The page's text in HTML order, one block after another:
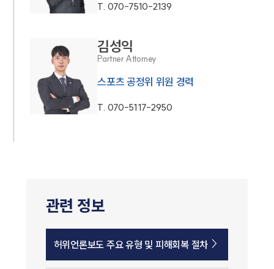
T. 070-7510-2139
김성익
Partner Attorney
스포츠 공정위 위원 경력
T. 070-5117-2950
관련 정보
허위언론보도 주요 유형 및 피해회복 절차